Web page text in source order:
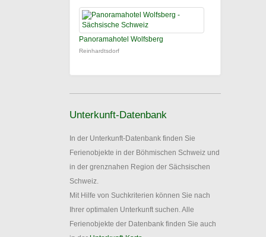
Panoramahotel Wolfsberg
Reinhardtsdorf
Unterkunft-Datenbank
In der Unterkunft-Datenbank finden Sie
Ferienobjekte in der Böhmischen Schweiz und
in der grenznahen Region der Sächsischen
Schweiz.
Mit Hilfe von Suchkriterien können Sie nach
Ihrer optimalen Unterkunft suchen. Alle
Ferienobjekte der Datenbank finden Sie auch